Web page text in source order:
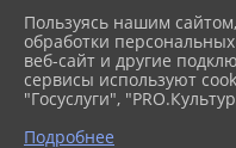
2026 г. museumkam.ru
Вход
Карта сайта
Политика обработки
Пользуясь нашим
обработки
веб-сайт и другие
сервисы используют
"Госуслуги",
Подробнее